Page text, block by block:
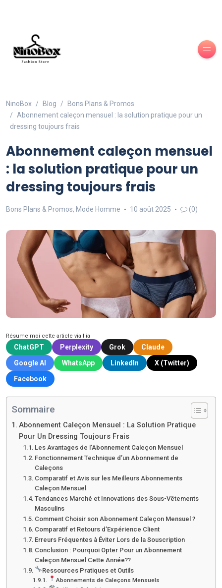
NinoBox Blog
Bons Plans & Promos
Abonnement caleçon mensuel : la solution pratique pour un
dressing toujours frais
Abonnement caleçon mensuel
: la solution pratique pour un
dressing toujours frais
Bons Plans & Promos, Mode Homme 10 août 2025 (0)
Résume moi cette article via l'ia
ChatGPT Perplexity Grok
Claude
Google AI
WhatsApp LinkedIn
X (Twitter)
Facebook
Sommaire
Abonnement Caleçon Mensuel : La Solution Pratique
Pour Un Dressing Toujours Frais
Les Avantages de l’Abonnement Caleçon Mensuel
Fonctionnement Technique d’un Abonnement de
Caleçons
Comparatif et Avis sur les Meilleurs Abonnements
Caleçon Mensuel
Tendances Marché et Innovations des Sous-Vêtements
Masculins
Comment Choisir son Abonnement Caleçon Mensuel ?
Comparatif et Retours d’Expérience Client
Erreurs Fréquentes à Éviter Lors de la Souscription
Conclusion : Pourquoi Opter Pour un Abonnement
Caleçon Mensuel Cette Année??
Ressources Pratiques et Outils
Abonnements de Caleçons Mensuels